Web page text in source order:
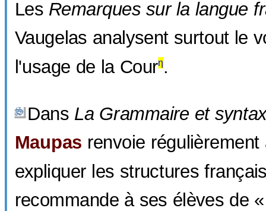
Les Remarques sur la langue
Vaugelas analysent surtout le
l'usage de la Courη.
Dans La Grammaire et
Maupas renvoie
expliquer les structures
recommande à ses élèves de